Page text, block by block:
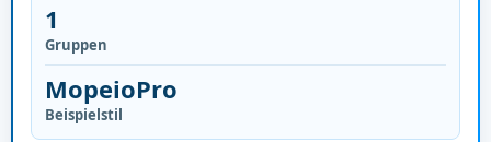
1
Gruppen
MopeioPro
Beispielstil